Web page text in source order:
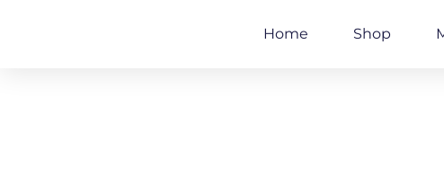
Home Shop